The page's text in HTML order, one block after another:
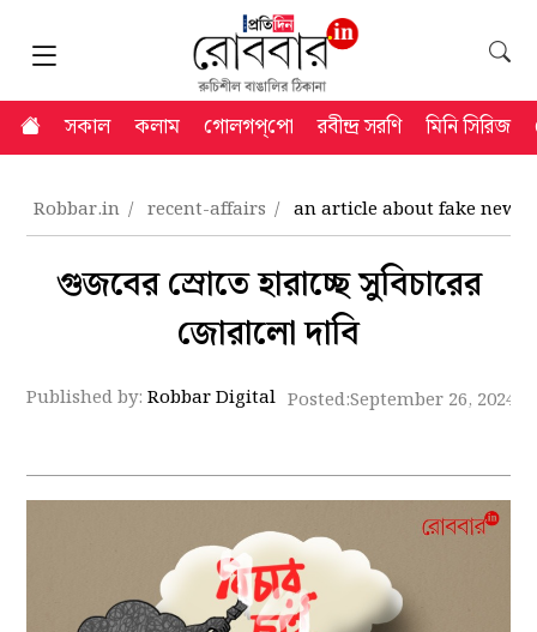
সকাল কলাম গোলগপ্‌পো রবীন্দ্র সরণি মিনি সিরিজ
Robbar.in recent-affairs an article about fake news
গুজবের স্রোতে হারাচ্ছে সুবিচারের
জোরালো দাবি
Published by:Robbar Digital Posted:September 26, 2024